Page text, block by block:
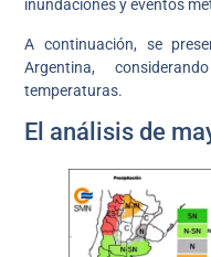
inundaciones y eventos
A continuación, se
Argentina,
temperaturas.
El análisis de